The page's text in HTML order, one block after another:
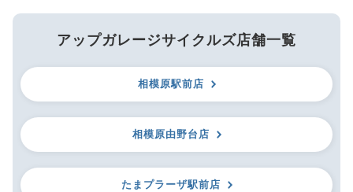
アップガレージサイクルズ店舗一覧
相模原駅前店
相模原由野台店
たまプラーザ駅前店